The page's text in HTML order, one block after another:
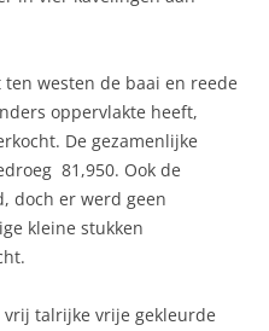
westen de baai en reede
oppervlakte heeft,
De gezamenlijke
 81,950. Ook de
doch er werd geen
kleine stukken
vrij talrijke vrije gekleurde